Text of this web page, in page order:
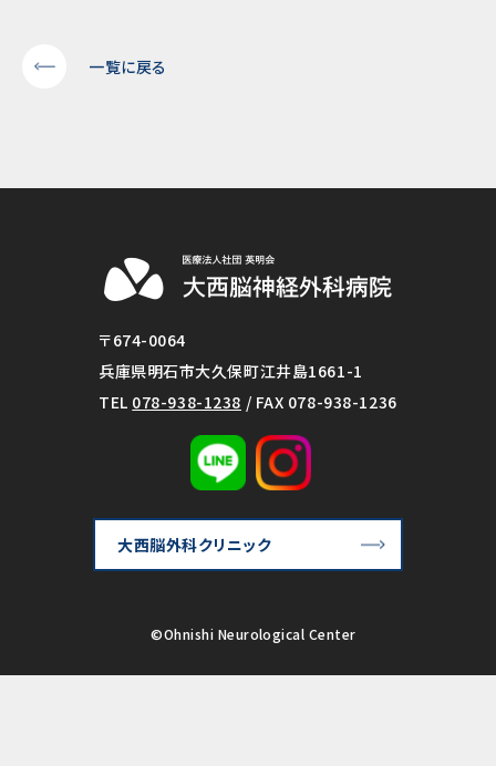
一覧に戻る
〒674-0064
兵庫県明石市大久保町江井島1661-1
TEL 078-938-1238 / FAX 078-938-1236
大西脳外科クリニック
©Ohnishi Neurological Center